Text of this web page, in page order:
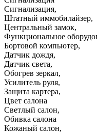
Сигнализация,
Штатный иммобилайзер,
Центральный замок,
Функциональное
Бортовой компьютер,
Датчик дождя,
Датчик света,
Обогрев зеркал,
Усилитель руля,
Защита картера,
Цвет салона
Светлый салон,
Обивка салона
Кожаный салон,